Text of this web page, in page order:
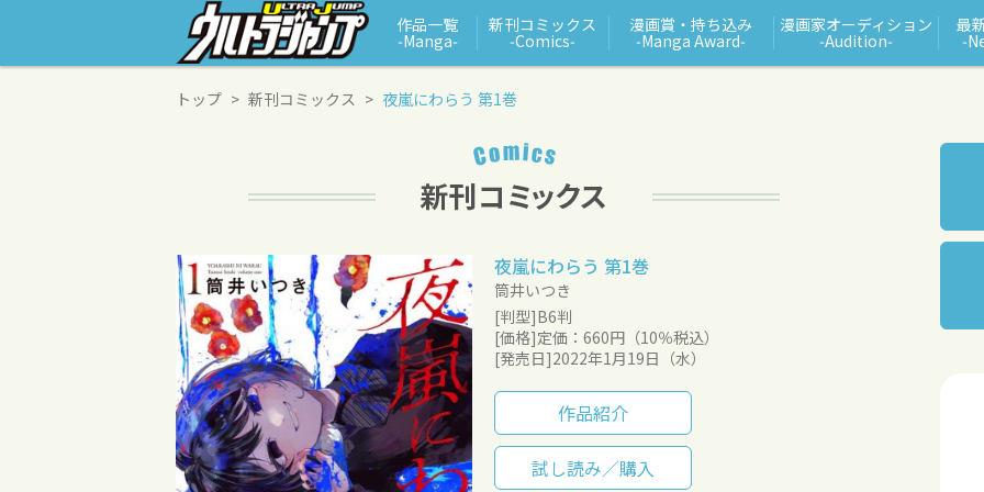
作品一覧
‑Manga‑
新刊コミックス
‑Comics‑
漫画賞・持ち込み
‑Manga Award‑
漫画家オーディション
‑Audition‑
最
トップ 新刊コミックス 夜嵐にわらう 第1巻
夜嵐にわらう 第1巻
筒井いつき
[判型]B6判
[価格]定価：660円（10％税込）
[発売日]2022年1月19日（水）
作品紹介
試し読み／購入